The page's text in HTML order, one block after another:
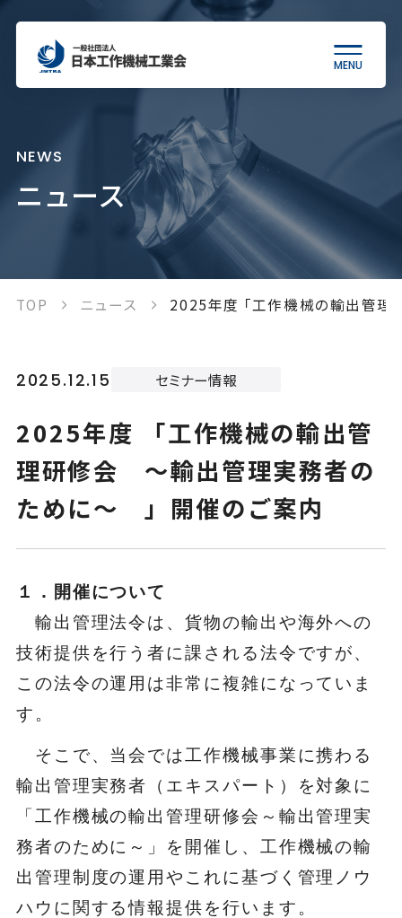
MENU
ENGLISH
会員ログイン
工作機械について
ニュース
NEWS
ニュース
TOP ニュース 2025年度 「工作機械の輸出管
2025.12.15 セミナー情報
2025年度 「工作機械の輸出管
理研修会 ～輸出管理実務者の
ために～ 」開催のご案内
１．開催について
輸出管理法令は、貨物の輸出や海外への
技術提供を行う者に課される法令ですが、
この法令の運用は非常に複雑になっていま
す。
そこで、当会では工作機械事業に携わる
輸出管理実務者（エキスパート）を対象に
「工作機械の輸出管理研修会～輸出管理実
務者のために～」を開催し、工作機械の輸
出管理制度の運用やこれに基づく管理ノウ
ハウに関する情報提供を行います。